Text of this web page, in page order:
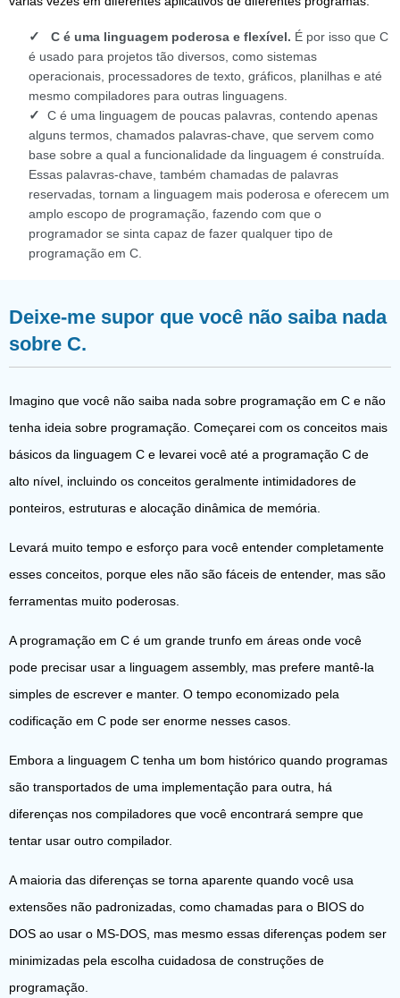
C é uma linguagem poderosa e flexível. É por isso que C
é usado para projetos tão diversos, como sistemas
operacionais, processadores de texto, gráficos, planilhas e até
mesmo compiladores para outras linguagens.
C é uma linguagem de poucas palavras, contendo apenas
alguns termos, chamados palavras-chave, que servem como
base sobre a qual a funcionalidade da linguagem é construída.
Essas palavras-chave, também chamadas de palavras
reservadas, tornam a linguagem mais poderosa e oferecem um
amplo escopo de programação, fazendo com que o
programador se sinta capaz de fazer qualquer tipo de
programação em C.
Deixe-me supor que você não saiba nada
sobre C.
Imagino que você não saiba nada sobre programação em C e não
tenha ideia sobre programação. Começarei com os conceitos mais
básicos da linguagem C e levarei você até a programação C de
alto nível, incluindo os conceitos geralmente intimidadores de
ponteiros, estruturas e alocação dinâmica de memória.
Levará muito tempo e esforço para você entender completamente
esses conceitos, porque eles não são fáceis de entender, mas são
ferramentas muito poderosas.
A programação em C é um grande trunfo em áreas onde você
pode precisar usar a linguagem assembly, mas prefere mantê-la
simples de escrever e manter. O tempo economizado pela
codificação em C pode ser enorme nesses casos.
Embora a linguagem C tenha um bom histórico quando programas
são transportados de uma implementação para outra, há
diferenças nos compiladores que você encontrará sempre que
tentar usar outro compilador.
A maioria das diferenças se torna aparente quando você usa
extensões não padronizadas, como chamadas para o BIOS do
DOS ao usar o MS-DOS, mas mesmo essas diferenças podem ser
minimizadas pela escolha cuidadosa de construções de
programação.